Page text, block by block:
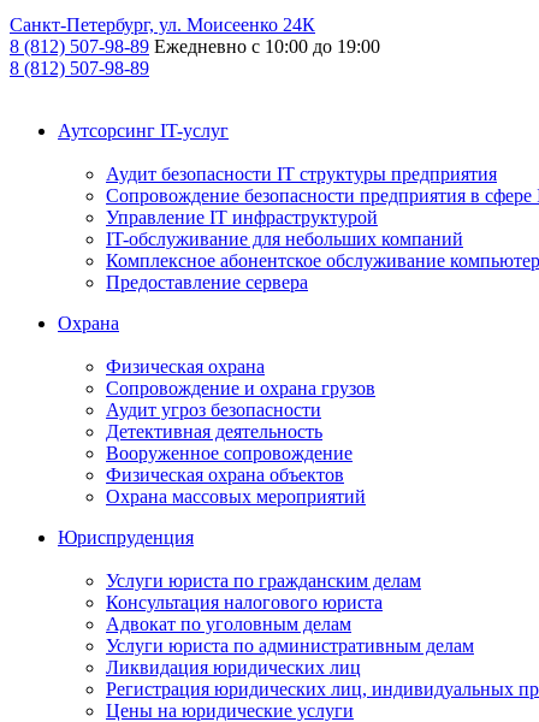
Санкт-Петербург, ул. Моисеенко 24К
8 (812) 507-98-89 Ежедневно с 10:00 до 19:00
8 (812) 507-98-89
Аутсорсинг IT-услуг
Аудит безопасности IT структуры предприятия
Сопровождение безопасности предприятия в сфере
Управление IT инфраструктурой
IT-обслуживание для небольших компаний
Комплексное абонентское обслуживание
Предоставление сервера
Охрана
Физическая охрана
Сопровождение и охрана грузов
Аудит угроз безопасности
Детективная деятельность
Вооруженное сопровождение
Физическая охрана объектов
Охрана массовых мероприятий
Юриспруденция
Услуги юриста по гражданским делам
Консультация налогового юриста
Адвокат по уголовным делам
Услуги юриста по административным делам
Ликвидация юридических лиц
Регистрация юридических лиц, индивидуальных
Цены на юридические услуги